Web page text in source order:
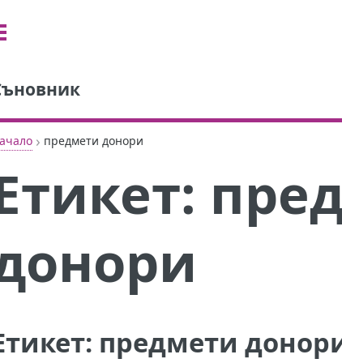
› предмети донори
предмети